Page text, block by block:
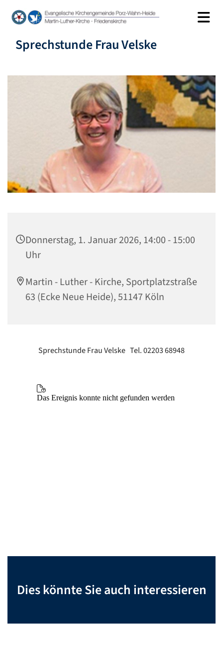
Sprechstunde Frau Velske
Donnerstag, 1. Januar 2026, 14:00 - 15:00
Uhr
Martin - Luther - Kirche, Sportplatzstraße
63 (Ecke Neue Heide), 51147 Köln
Sprechstunde Frau Velske Tel. 02203 68948
Dies könnte Sie auch interessieren